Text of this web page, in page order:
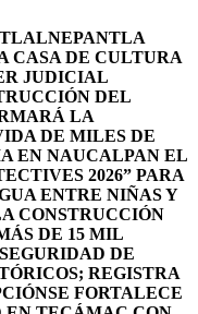
CASA DE CULTURA
JUDICIAL
DEL
LA
DE MILES DE
EN NAUCALPAN EL
2026” PARA
ENTRE NIÑAS Y
CONSTRUCCIÓN
DE 15 MIL
DE
REGISTRA
SE FORTALECE